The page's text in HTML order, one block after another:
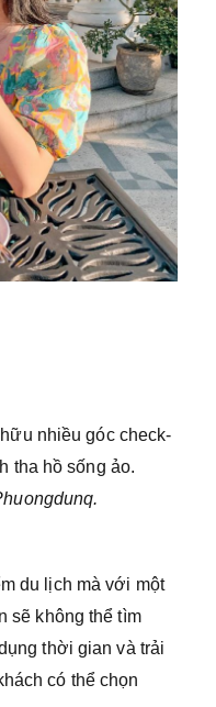
nhiều góc check-
tha hồ sống ảo.
du lịch mà với một
sẽ không thể tìm
thời gian và trải
có thể chọn